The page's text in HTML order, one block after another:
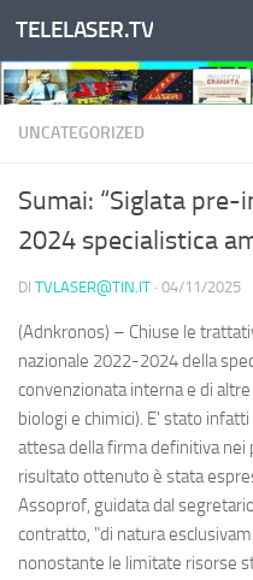
Salta al contenuto
TELELASER.TV
UNCATEGORIZED
Sumai: “Siglata
2024 specialistica
DI TVLASER@TIN.IT · 04/11/2025
(Adnkronos) – Chiuse le
nazionale 2022-2024 della
convenzionata interna e di
biologi e chimici). E' stato
attesa della firma definitiva nei
risultato ottenuto è stata
Assoprof, guidata dal
contratto, "di natura
nonostante le limitate risorse